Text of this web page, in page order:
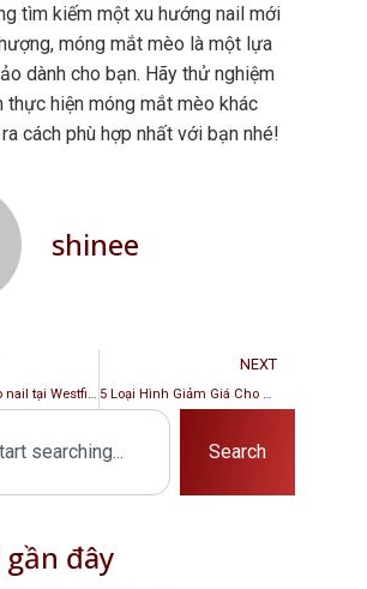
tìm kiếm một xu hướng nail mới
móng mắt mèo là một lựa
dành cho bạn. Hãy thử nghiệm
thực hiện móng mắt mèo khác
cách phù hợp nhất với bạn nhé!
shinee
Sang lại shop nail tại Westfield Miranda giá rẻ, nhiều lượt follow IG
NEXT
5 Loại Hình Giảm Giá Cho Tiệm Nails Trong Mùa Valentine Siêu Hiệu Quả
Search
đây